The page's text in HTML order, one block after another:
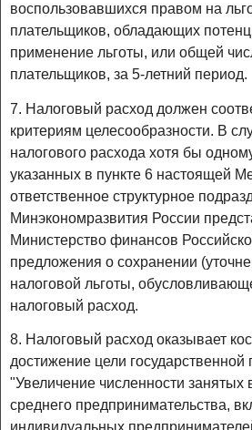
воспользовавшихся правом на
плательщиков, обладающих
применение льготы, или общей
плательщиков, за 5-летний период.
7. Налоговый расход должен
критериям целесообразности. В
налогового расхода хотя бы
указанных в пункте 6 настоящей
ответственное структурное
Минэкономразвития России
Министерство финансов
предложения о сохранении
налоговой льготы,
налоговый расход.
8. Налоговый расход оказывает
достижение цели
"Увеличение численности занятых
среднего предпринимательства,
индивидуальных